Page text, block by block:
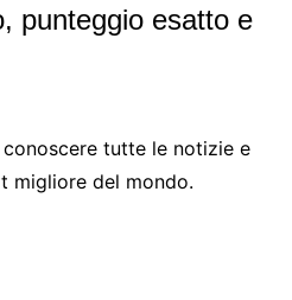
punteggio esatto e
tutte le notizie e
migliore del mondo.